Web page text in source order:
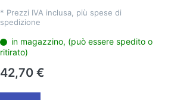
* Prezzi IVA inclusa, più spese di
spedizione
in magazzino, (può essere spedito o
ritirato)
42,70 €